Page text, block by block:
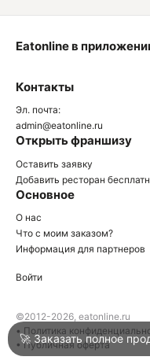
Войти
Написать в техподдержку
Контакты
Эл. почта:
admin@eatonline.ru
Открыть франшизу
Оставить заявку
Добавить ресторан
Основное
О нас
Что с моим заказом?
Информация для партнеров
Eatonline в
Войти
©2012-2026, eatonline.ru
• Политика
• Публичная оферта
🚀 Заказать полное